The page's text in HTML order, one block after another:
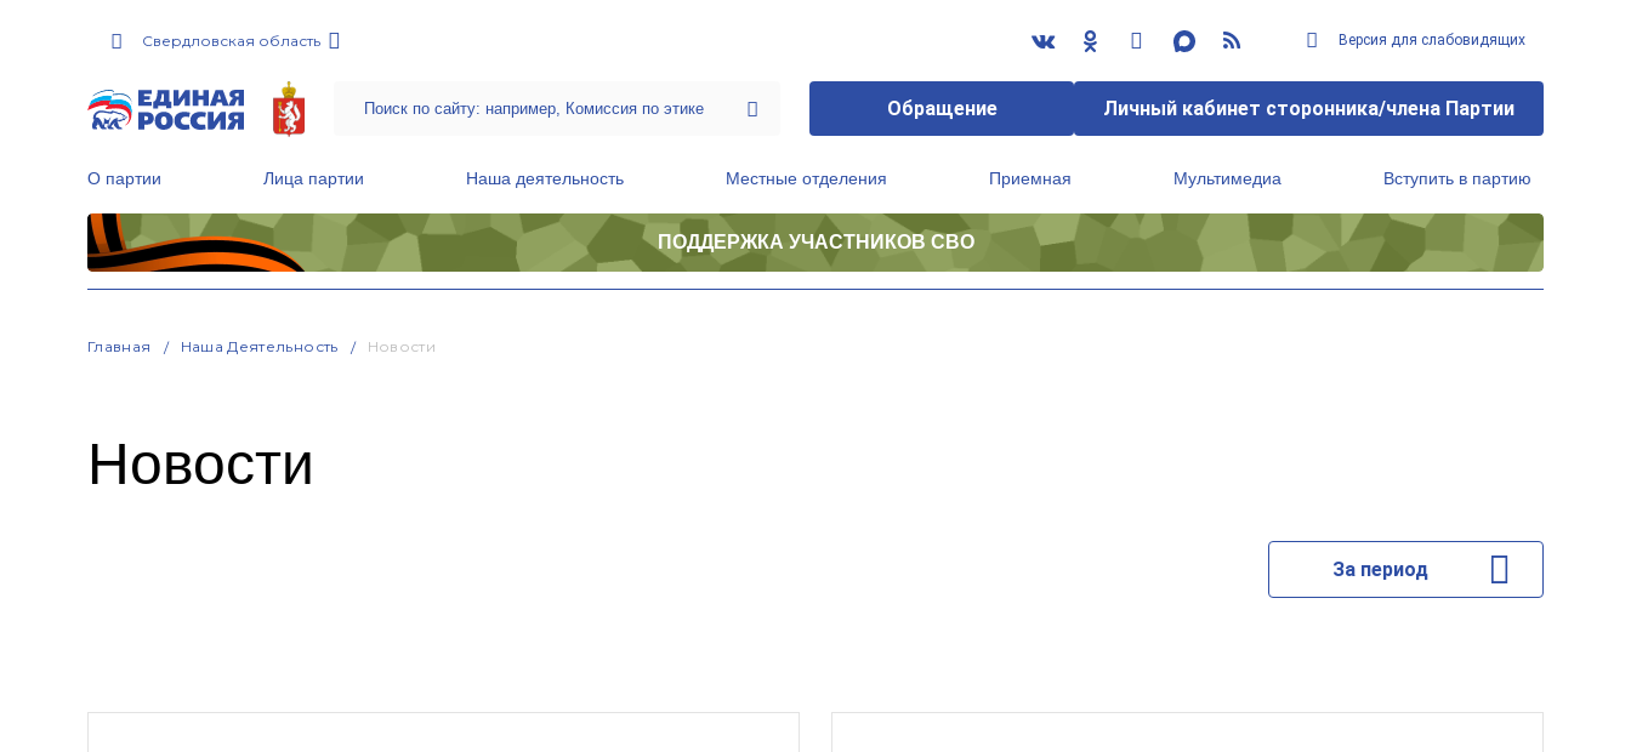
Свердловская область Версия для слабовидящих
Обращение Личный кабинет сторонника/члена Партии
О партии Лица партии Наша деятельность Местные отделения Приемная Мультимедиа Вступить в партию
ПОДДЕРЖКА УЧАСТНИКОВ СВО
Главная Наша Деятельность Новости
Новости
За период